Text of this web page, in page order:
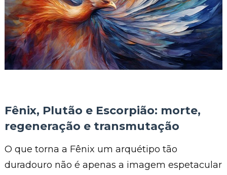
Fênix, Plutão e Escorpião: morte,
regeneração e transmutação
O que torna a Fênix um arquétipo tão
duradouro não é apenas a imagem espetacular